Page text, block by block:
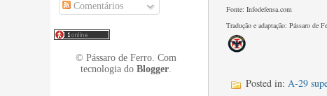
Comentários
© Pássaro de Ferro. Com
tecnologia do Blogger.
Fonte: Infodefensa.com
Tradução e adaptação: Pássaro de
Posted in: A-29